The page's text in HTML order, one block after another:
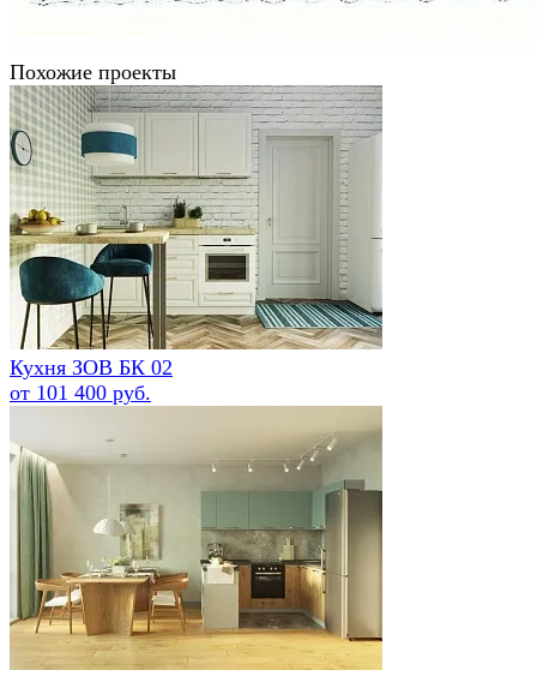
Похожие проекты
Кухня ЗОВ БК 02
от 101 400 руб.